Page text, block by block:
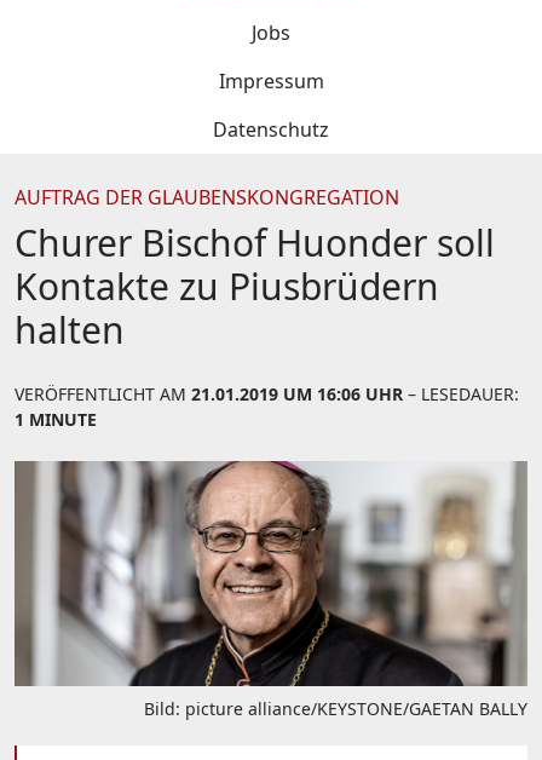
Jobs
Impressum
Datenschutz
AUFTRAG DER GLAUBENSKONGREGATION
Churer Bischof Huonder soll
Kontakte zu Piusbrüdern
halten
VERÖFFENTLICHT AM 21.01.2019 UM 16:06 UHR – LESEDAUER:
1 MINUTE
Bild: picture alliance/KEYSTONE/GAETAN BALLY